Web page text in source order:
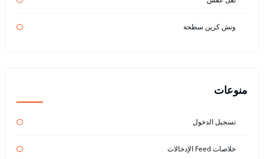
ونش كرين سطحة
منوعات
تسجيل الدخول
خلاصات Feed الإدخالات